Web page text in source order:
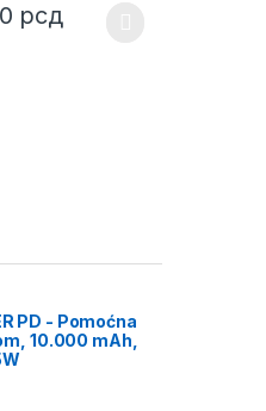
рсд
has multiple variants. The
PD - Pomoćna
10.000 mAh,